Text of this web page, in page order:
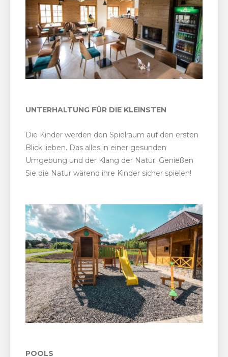
UNTERHALTUNG FÜR DIE KLEINSTEN
Die Kinder werden den Spielraum auf den ersten
Blick lieben. Das alles in einer gesunden
Umgebung und der Klang der Natur. Genießen
Sie die Natur wärend ihre Kinder sicher spielen!
POOLS